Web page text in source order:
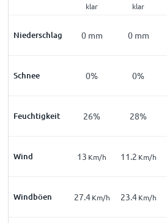
klar klar
Niederschlag 0 mm 0 mm
Schnee 0% 0%
Feuchtigkeit 26% 28%
Wind 13 Km/h 11.2 Km/h
Windböen 27.4Km/h 23.4Km/h